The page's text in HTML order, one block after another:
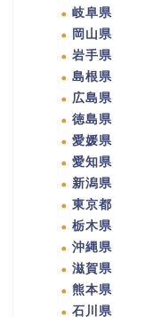
岐阜県
岡山県
岩手県
島根県
広島県
徳島県
愛媛県
愛知県
新潟県
東京都
栃木県
沖縄県
滋賀県
熊本県
石川県